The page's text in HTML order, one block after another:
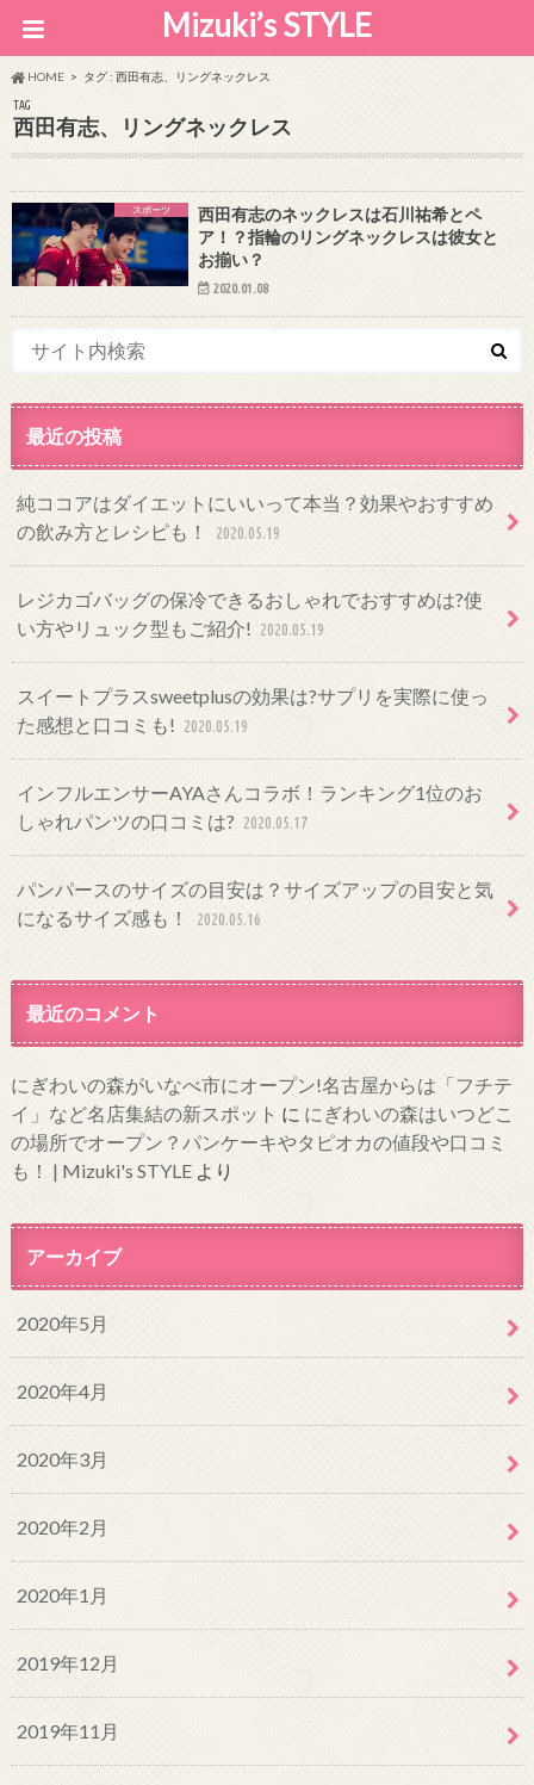
Mizuki’s STYLE
HOME タグ : 西田有志、リングネックレス
TAG
西田有志、リングネックレス
スポーツ
西田有志のネックレスは石川祐希とペ
ア！？指輪のリングネックレスは彼女と
お揃い？
2020.01.08
最近の投稿
純ココアはダイエットにいいって本当？効果やおすすめ
の飲み方とレシピも！
2020.05.19
レジカゴバッグの保冷できるおしゃれでおすすめは?使
い方やリュック型もご紹介!
2020.05.19
スイートプラスsweetplusの効果は?サプリを実際に使っ
た感想と口コミも!
2020.05.19
インフルエンサーAYAさんコラボ！ランキング1位のお
しゃれパンツの口コミは? 2020.05.17
パンパースのサイズの目安は？サイズアップの目安と気
になるサイズ感も！
2020.05.16
最近のコメント
にぎわいの森がいなべ市にオープン!名古屋からは「フチテ
イ」など名店集結の新スポット に にぎわいの森はいつどこ
の場所でオープン？パンケーキやタピオカの値段や口コミ
も！ | Mizuki's STYLEより
アーカイブ
2020年5月
2020年4月
2020年3月
2020年2月
2020年1月
2019年12月
2019年11月